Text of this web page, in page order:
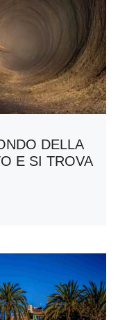
DELLA
E SI TROVA